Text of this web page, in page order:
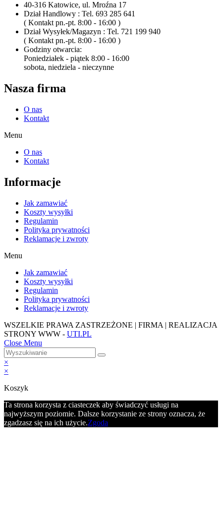
40-316 Katowice, ul. Mroźna 17
Dział Handlowy : Tel. 693 285 641
( Kontakt pn.-pt. 8:00 - 16:00 )
Dział Wysyłek/Magazyn : Tel. 721 199 940
( Kontakt pn.-pt. 8:00 - 16:00 )
Godziny otwarcia:
Poniedziałek - piątek 8:00 - 16:00
sobota, niedziela - nieczynne
Nasza firma
O nas
Kontakt
Menu
O nas
Kontakt
Informacje
Jak zamawiać
Koszty wysyłki
Regulamin
Polityka prywatności
Reklamacje i zwroty
Menu
Jak zamawiać
Koszty wysyłki
Regulamin
Polityka prywatności
Reklamacje i zwroty
WSZELKIE PRAWA ZASTRZEŻONE | FIRMA | REALIZACJA
STRONY WWW - UTI.PL
Close Menu
×
×
Koszyk
Ta strona korzysta z ciasteczek aby świadczyć usługi na
najwyższym poziomie. Dalsze korzystanie ze strony oznacza, że
zgadzasz się na ich użycie.Zgoda